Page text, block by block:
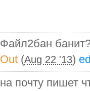
Файл2бан
Out (Aug 22 '13)
на почту пишет